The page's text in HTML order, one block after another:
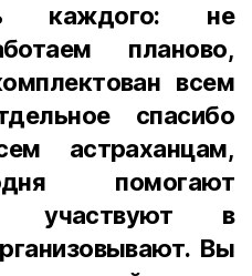
каждого: не
планово,
всем
спасибо
астраханцам,
помогают
участвуют в
Вы